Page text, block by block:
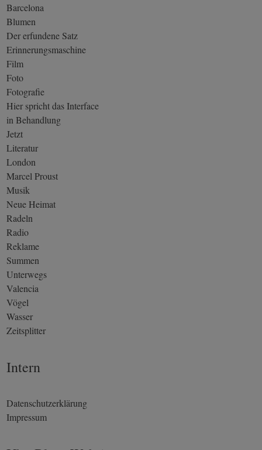
Barcelona
Blumen
Der erfundene Satz
Erinnerungsmaschine
Film
Foto
Fotografie
Hier spricht das Interface
in Behandlung
Jetzt
Literatur
London
Marcel Proust
Musik
Neue Heimat
Radeln
Radio
Reklame
Summen
Unterwegs
Valencia
Vögel
Wasser
Zeitsplitter
Intern
Datenschutzerklärung
Impressum